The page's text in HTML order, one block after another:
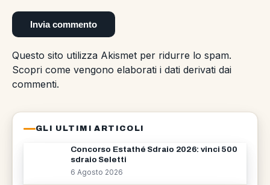
Questo sito utilizza Akismet per ridurre lo spam.
Scopri come vengono elaborati i dati derivati dai
commenti.
GLI ULTIMI ARTICOLI
Concorso Estathé Sdraio 2026: vinci 500
sdraio Seletti
6 Agosto 2026